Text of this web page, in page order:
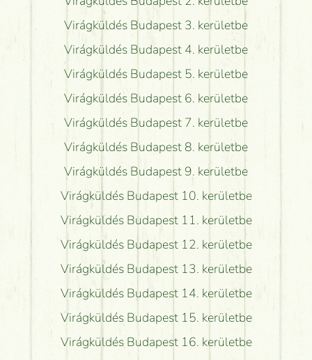
Virágküldés Budapest 3. kerületbe
Virágküldés Budapest 4. kerületbe
Virágküldés Budapest 5. kerületbe
Virágküldés Budapest 6. kerületbe
Virágküldés Budapest 7. kerületbe
Virágküldés Budapest 8. kerületbe
Virágküldés Budapest 9. kerületbe
Virágküldés Budapest 10. kerületbe
Virágküldés Budapest 11. kerületbe
Virágküldés Budapest 12. kerületbe
Virágküldés Budapest 13. kerületbe
Virágküldés Budapest 14. kerületbe
Virágküldés Budapest 15. kerületbe
Virágküldés Budapest 16. kerületbe